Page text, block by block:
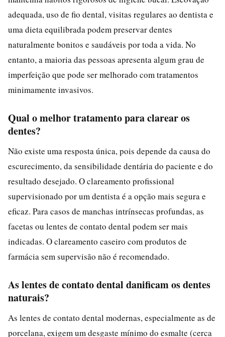
adequada, uso de fio dental, visitas regulares ao dentista e
uma dieta equilibrada podem preservar dentes
naturalmente bonitos e saudáveis por toda a vida. No
entanto, a maioria das pessoas apresenta algum grau de
imperfeição que pode ser melhorado com tratamentos
minimamente invasivos.
Qual o melhor tratamento para clarear os
dentes?
Não existe uma resposta única, pois depende da causa do
escurecimento, da sensibilidade dentária do paciente e do
resultado desejado. O clareamento profissional
supervisionado por um dentista é a opção mais segura e
eficaz. Para casos de manchas intrínsecas profundas, as
facetas ou lentes de contato dental podem ser mais
indicadas. O clareamento caseiro com produtos de
farmácia sem supervisão não é recomendado.
As lentes de contato dental danificam os dentes
naturais?
As lentes de contato dental modernas, especialmente as de
porcelana, exigem um desgaste mínimo do esmalte (cerca